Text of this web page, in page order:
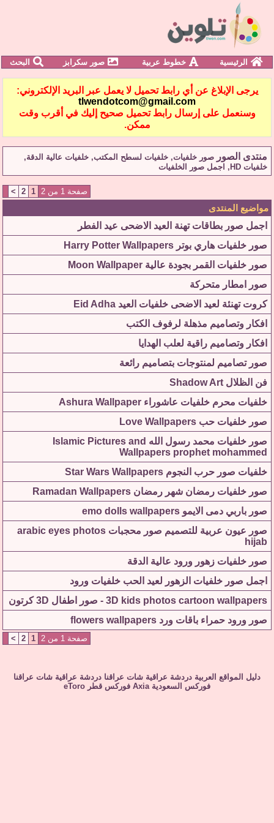
الرئيسية خطوط عربية صور سكرابز البحث
يرجى الإبلاغ عن أي رابط تحميل لا يعمل عبر البريد الإلكتروني:
tlwendotcom@gmail.com
وسنعمل على إرسال رابط تحميل صحيح إليك في أقرب وقت
ممكن.
منتدى الصور صور خلفيات, خلفيات لسطح المكتب, خلفيات عالية الدقة,
خلفيات HD, اجمل صور الخلفيات
صفحة 1 من 2 1
2
>
مواضيع المنتدى
اجمل صور بطاقات تهنة العيد الاضحى عيد الفطر
صور خلفيات هاري بوتر Harry Potter Wallpapers
صور خلفيات القمر بجودة عالية Moon Wallpaper
صور امطار متحركة
كروت تهنئة لعيد الاضحى خلفيات العيد Eid Adha
افكار وتصاميم مذهلة لرفوف الكتب
افكار وتصاميم راقية لعلب الهدايا
صور تصاميم لمنتوجات بتصاميم رائعة
فن الظلال Shadow Art
خلفيات محرم خلفيات عاشوراء Ashura Wallpaper
صور خلفيات حب Love Wallpapers
صور خلفيات محمد رسول الله Islamic Pictures and
Wallpapers prophet mohammed
خلفيات صور حرب النجوم Star Wars Wallpapers
صور خلفيات رمضان شهر رمضان Ramadan Wallpapers
صور باربي دمى الايمو emo dolls wallpapers
صور عيون عربية للتصميم صور محجبات arabic eyes photos
hijab
صور خلفيات زهور ورود عالية الدقة
اجمل صور خلفيات الزهور لعيد الحب خلفيات ورود
3D kids photos cartoon wallpapers - صور اطفال 3D كرتون
صور ورود حمراء باقات ورد flowers wallpapers
صفحة 1 من 2 1
2
>
دليل المواقع العربية دردشة عراقية شات عراقنا دردشة عراقية شات عراقنا
فوركس السعودية Axia فوركس قطر eToro